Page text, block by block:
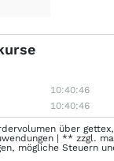
10:40:46
10:40:46
über
| ** zzgl.
mögliche Steuern